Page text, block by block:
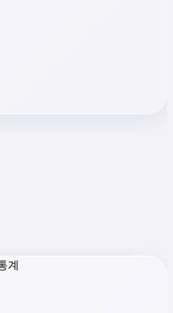
계